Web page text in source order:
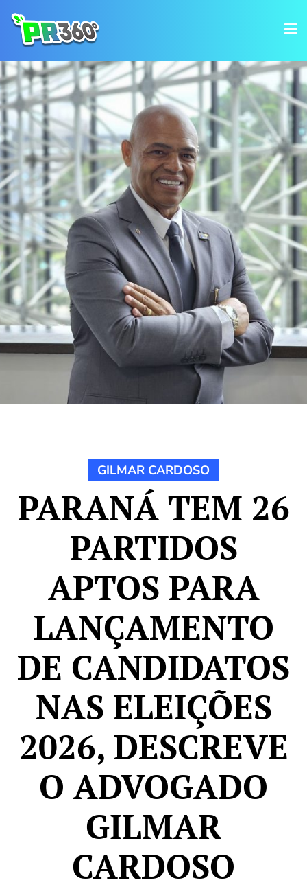
GILMAR CARDOSO
PARANÁ TEM 26
PARTIDOS
APTOS PARA
LANÇAMENTO
DE CANDIDATOS
NAS ELEIÇÕES
2026, DESCREVE
O ADVOGADO
GILMAR
CARDOSO